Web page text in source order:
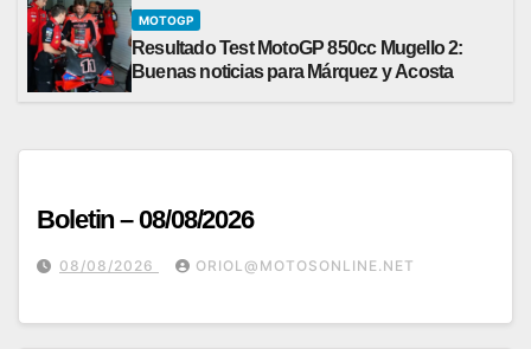
MOTOGP
Resultado Test MotoGP 850cc Mugello 2:
Buenas noticias para Márquez y Acosta
Boletin – 08/08/2026
08/08/2026 ORIOL@MOTOSONLINE.NET